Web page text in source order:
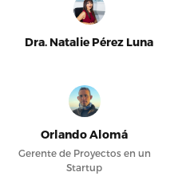
Dra. Natalie Pérez Luna
Orlando Alomá
Gerente de Proyectos en un
Startup